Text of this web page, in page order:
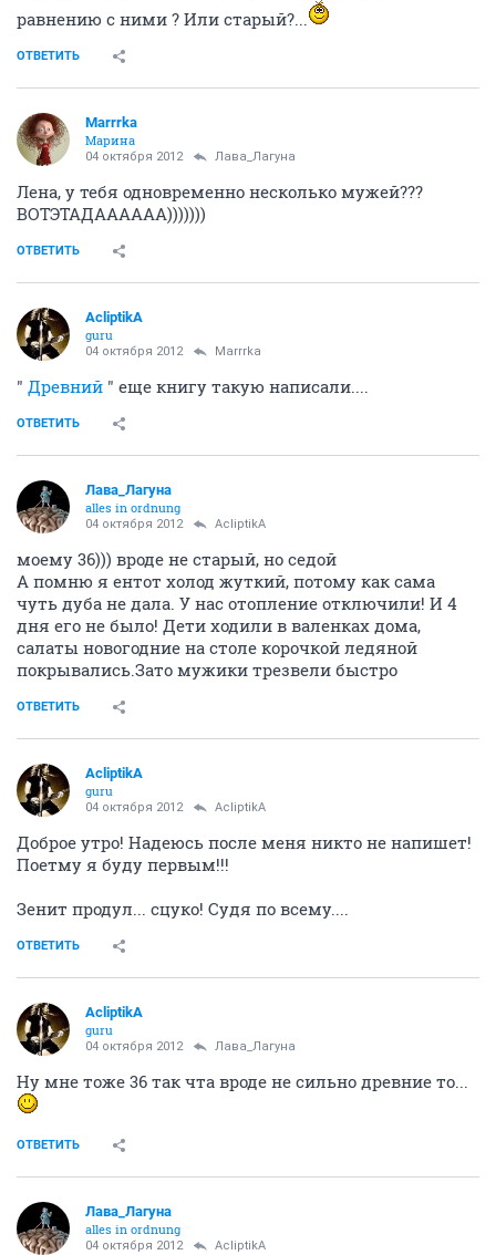
равнению с ними ? Или старый?...
ОТВЕТИТЬ
Marrrka
Марина
04 октября 2012 Лава_Лагуна
Лена, у тебя одновременно несколько мужей???
ВОТЭТАДАААААА)))))))
ОТВЕТИТЬ
AcliptikA
guru
04 октября 2012 Marrrka
" Древний " еще книгу такую написали....
ОТВЕТИТЬ
Лава_Лагуна
alles in ordnung
04 октября 2012 AcliptikA
моему 36))) вроде не старый, но седой
А помню я ентот холод жуткий, потому как сама
чуть дуба не дала. У нас отопление отключили! И 4
дня его не было! Дети ходили в валенках дома,
салаты новогодние на столе корочкой ледяной
покрывались.Зато мужики трезвели быстро
ОТВЕТИТЬ
AcliptikA
guru
04 октября 2012 AcliptikA
Доброе утро! Надеюсь после меня никто не напишет!
Поетму я буду первым!!!
Зенит продул... сцуко! Судя по всему....
ОТВЕТИТЬ
AcliptikA
guru
04 октября 2012 Лава_Лагуна
Ну мне тоже 36 так чта вроде не сильно древние то...
ОТВЕТИТЬ
Лава_Лагуна
alles in ordnung
04 октября 2012 AcliptikA